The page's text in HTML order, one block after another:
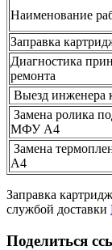
Наименование
Заправка
Диагностика
ремонта
Выезд инженера
Замена ролика
МФУ А4
Замена
А4
Заправка
службой доставки
Поделиться